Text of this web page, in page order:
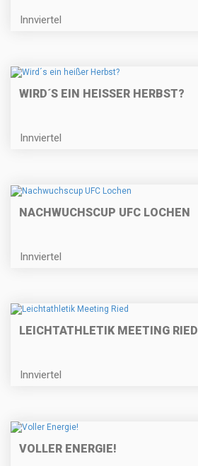
Innviertel
WIRD´S EIN HEISSER HERBST?
Innviertel
NACHWUCHSCUP UFC LOCHEN
Innviertel
LEICHTATHLETIK MEETING RIED
Innviertel
VOLLER ENERGIE!